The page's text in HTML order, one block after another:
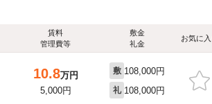
賃料
管理費等
敷金
礼金
お気に入
10.8万円
5,000円
敷 108,000円
礼 108,000円